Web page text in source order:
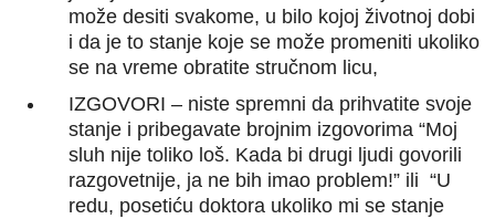
može desiti svakome, u bilo kojoj životnoj dobi
i da je to stanje koje se može promeniti ukoliko
se na vreme obratite stručnom licu,
IZGOVORI – niste spremni da prihvatite svoje
stanje i pribegavate brojnim izgovorima “Moj
sluh nije toliko loš. Kada bi drugi ljudi govorili
razgovetnije, ja ne bih imao problem!” ili “U
redu, posetiću doktora ukoliko mi se stanje